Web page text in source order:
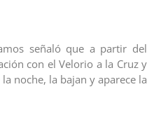
señaló que a partir del
con el Velorio a la Cruz y
noche, la bajan y aparece la